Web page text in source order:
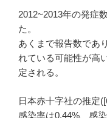
2012~2013年の発症
た。
あくまで報告数であ
れている可能性が高
定される。
日本赤十字社の推定
感染率は0.44%、感